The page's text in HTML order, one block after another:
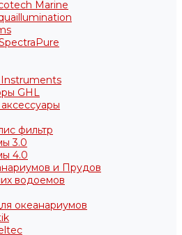
Marine
Instruments
GHL
фильтр
3.0
4.0
и Прудов
водоемов
океанариумов